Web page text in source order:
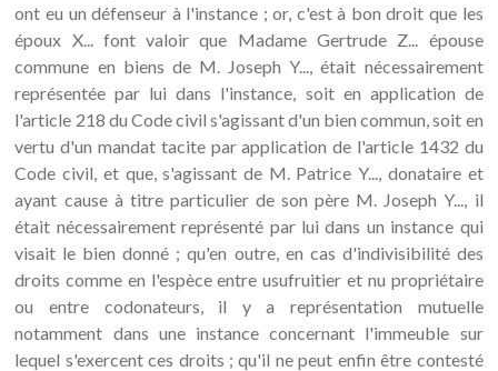
ont eu un défenseur à l'instance ; or, c'est à bon droit que les
époux X... font valoir que Madame Gertrude Z... épouse
commune en biens de M. Joseph Y..., était nécessairement
représentée par lui dans l'instance, soit en application de
l'article 218 du Code civil s'agissant d'un bien commun, soit en
vertu d'un mandat tacite par application de l'article 1432 du
Code civil, et que, s'agissant de M. Patrice Y..., donataire et
ayant cause à titre particulier de son père M. Joseph Y..., il
était nécessairement représenté par lui dans un instance qui
visait le bien donné ; qu'en outre, en cas d'indivisibilité des
droits comme en l'espèce entre usufruitier et nu propriétaire
ou entre codonateurs, il y a représentation mutuelle
notamment dans une instance concernant l'immeuble sur
lequel s'exercent ces droits ; qu'il ne peut enfin être contesté